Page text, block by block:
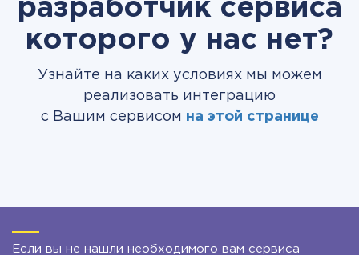
разработчик сервиса
которого у нас нет?
Узнайте на каких условиях мы можем
реализовать интеграцию
с Вашим сервисом на этой странице
Если вы не нашли необходимого вам сервиса